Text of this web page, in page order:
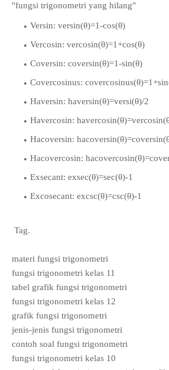
"fungsi trigonometri yang hilang"
Versin: versin(θ)=1-cos(θ)
Vercosin: vercosin(θ)=1+cos(θ)
Coversin: coversin(θ)=1-sin(θ)
Covercosinus:
Haversin: haversin(θ)=versi(θ)/2
Havercosin:
Hacoversin:
Hacovercosin:
Exsecant: exsec(θ)=sec(θ)-1
Excosecant: excsc(θ)=csc(θ)-1
Tag.
materi fungsi trigonometri
fungsi trigonometri kelas 11
tabel grafik fungsi trigonometri
fungsi trigonometri kelas 12
grafik fungsi trigonometri
jenis-jenis fungsi trigonometri
contoh soal fungsi trigonometri
fungsi trigonometri kelas 10